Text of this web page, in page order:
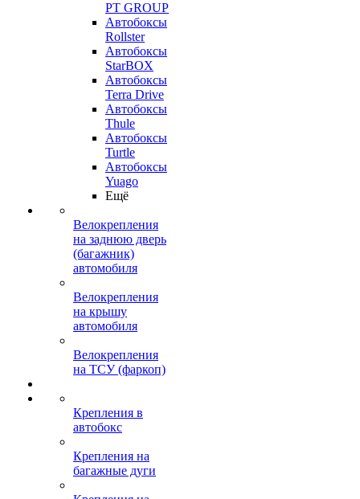
PT GROUP
Автобоксы
Rollster
Автобоксы
StarBOX
Автобоксы
Terra Drive
Автобоксы
Thule
Автобоксы
Turtle
Автобоксы
Yuago
Ещё
Велокрепления
на заднюю дверь
(багажник)
автомобиля
Велокрепления
на крышу
автомобиля
Велокрепления
на ТСУ (фаркоп)
Крепления в
автобокс
Крепления на
багажные дуги